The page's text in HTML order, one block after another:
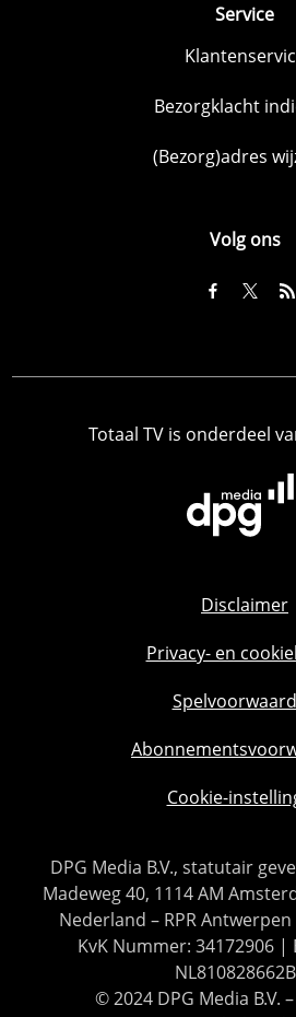
Service
Bezorgklacht
(Bezorg)adres
Volg ons
Totaal TV is onderdeel
Disclaimer
Privacy- en
Cookie-
DPG Media B.V., statutair
Madeweg 40, 1114 AM
Nederland – RPR
KvK Nummer: 34172906 |
© 2024 DPG Media B.V.